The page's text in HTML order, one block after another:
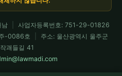
남
사업자등록번호: 751-29-01826
-0086호
주소: 울산광역시 울주군
괘들길 41